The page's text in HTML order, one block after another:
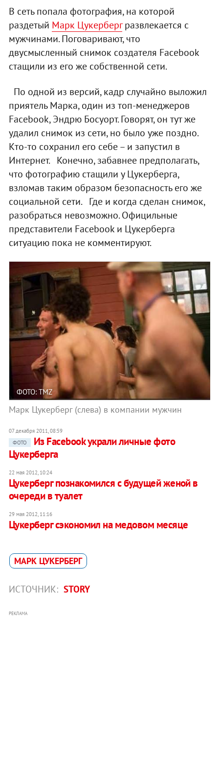
В сеть попала фотография, на которой
раздетый Марк Цукербергразвлекается с
мужчинами. Поговаривают, что
двусмысленный снимок создателя Facebook
стащили из его же собственной сети.
По одной из версий, кадр случайно выложил
приятель Марка, один из топ-менеджеров
Facebook, Эндрю Босуорт. Говорят, он тут же
удалил снимок из сети, но было уже поздно.
Кто-то сохранил его себе – и запустил в
Интернет. Конечно, забавнее предполагать,
что фотографию стащили у Цукерберга,
взломав таким образом безопасность его же
социальной сети. Где и когда сделан снимок,
разобраться невозможно. Официльные
представители Facebook и Цукерберга
ситуацию пока не комментируют.
ФОТО: TMZ
Марк Цукерберг (слева) в компании мужчин
07 декабря 2011, 08:59
ФОТО
Из Facebook украли личные фото
Цукерберга
22 мая 2012, 10:24
Цукерберг познакомился с будущей женой в
очереди в туалет
29 мая 2012, 11:16
Цукерберг сэкономил на медовом месяце
МАРК ЦУКЕРБЕРГ
ИСТОЧНИК: STORY
РЕКЛАМА